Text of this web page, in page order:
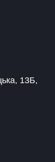
13Б,